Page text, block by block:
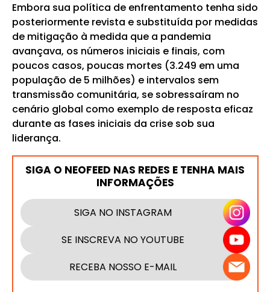
Embora sua política de enfrentamento tenha sido
posteriormente revista e substituída por medidas
de mitigação à medida que a pandemia
avançava, os números iniciais e finais, com
poucos casos, poucas mortes (3.249 em uma
população de 5 milhões) e intervalos sem
transmissão comunitária, se sobressaíram no
cenário global como exemplo de resposta eficaz
durante as fases iniciais da crise sob sua
liderança.
SIGA O NEOFEED NAS REDES E TENHA MAIS
INFORMAÇÕES
SIGA NO INSTAGRAM
SE INSCREVA NO YOUTUBE
RECEBA NOSSO E-MAIL